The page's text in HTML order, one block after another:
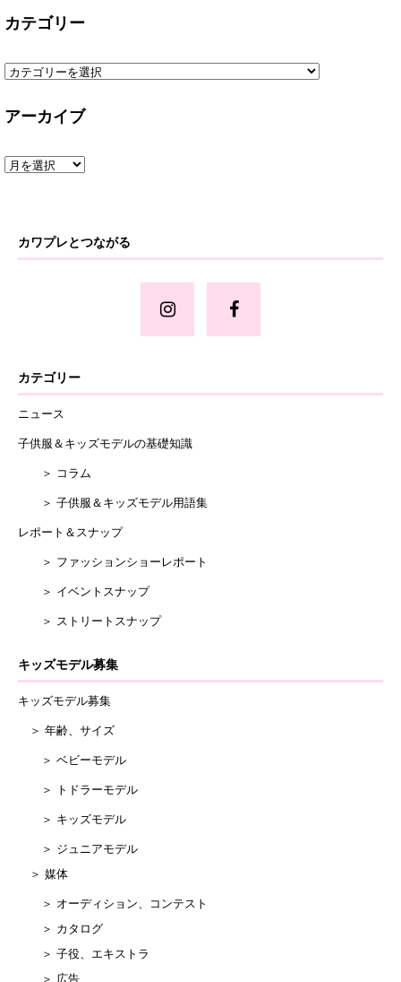
カテゴリー
アーカイブ
カワプレとつながる
カテゴリー
ニュース
子供服＆キッズモデルの基礎知識
＞ コラム
＞ 子供服＆キッズモデル用語集
レポート＆スナップ
＞ ファッションショーレポート
＞ イベントスナップ
＞ ストリートスナップ
キッズモデル募集
キッズモデル募集
＞ 年齢、サイズ
＞ ベビーモデル
＞ トドラーモデル
＞ キッズモデル
＞ ジュニアモデル
＞ 媒体
＞ オーディション、コンテスト
＞ カタログ
＞ 子役、エキストラ
＞ 広告